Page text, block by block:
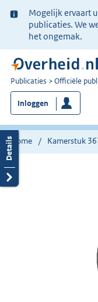
Ter
informatie:
Mogelijk ervaart
publicaties. We
het ongemak.
U
bent
nu
hier:
Publicaties Officiële
Inloggen
Home Kamerstuk